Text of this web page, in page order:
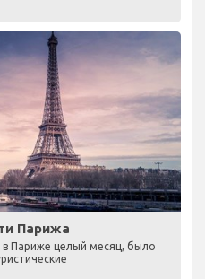
Парижа
Париже целый месяц, было